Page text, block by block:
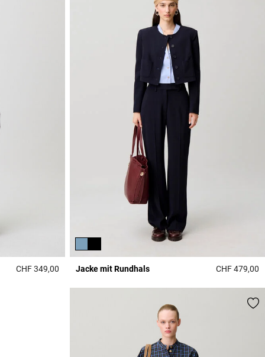
CHF 349,00 3.9 out of 5 Customer Rating
Jacke mit Rundhals CHF 479,00